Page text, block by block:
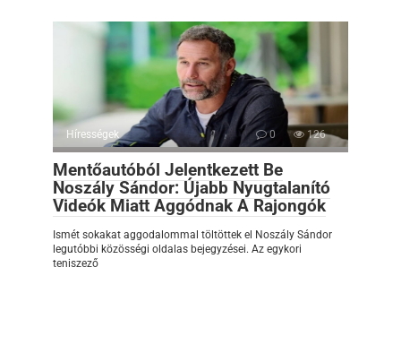
Hírességek 0 126
Mentőautóból Jelentkezett Be
Noszály Sándor: Újabb Nyugtalanító
Videók Miatt Aggódnak A Rajongók
Ismét sokakat aggodalommal töltöttek el Noszály Sándor
legutóbbi közösségi oldalas bejegyzései. Az egykori
teniszező